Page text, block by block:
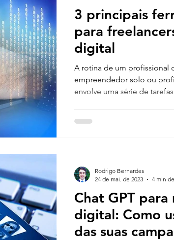
3 principais
para
digital
A rotina de um profissional
empreendedor solo ou
envolve uma série de
Chat GPT
digital: Como
das suas
Rodrigo Bernardes
24 de mai. de 2023
4 min